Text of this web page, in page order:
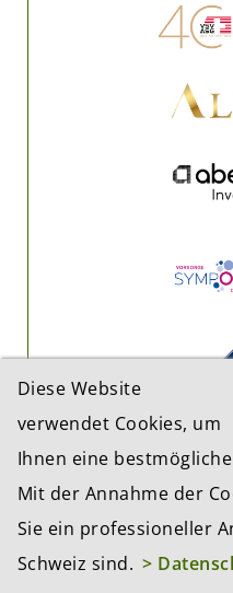
Diese Website
verwendet Cookies, um
Ihnen eine
Mit der Annahme der
Sie ein professioneller
Schweiz sind. >